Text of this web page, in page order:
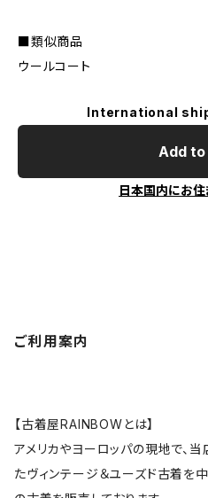
■類似商品
ウールコート
International
Add
日本国内にお
ご利用案内
【古着屋RAINBOWとは】
アメリカやヨーロッパの現地で、
たヴィンテージ＆ユーズド古着を